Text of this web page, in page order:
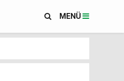
MENÜ